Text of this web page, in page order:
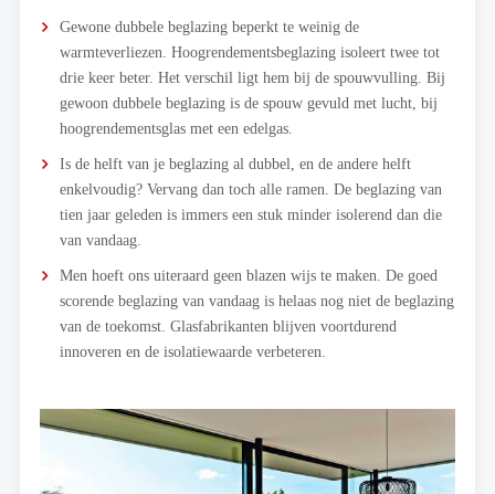
Gewone dubbele beglazing beperkt te weinig de
warmteverliezen. Hoogrendementsbeglazing isoleert twee tot
drie keer beter. Het verschil ligt hem bij de spouwvulling. Bij
gewoon dubbele beglazing is de spouw gevuld met lucht, bij
hoogrendementsglas met een edelgas.
Is de helft van je beglazing al dubbel, en de andere helft
enkelvoudig? Vervang dan toch alle ramen. De beglazing van
tien jaar geleden is immers een stuk minder isolerend dan die
van vandaag.
Men hoeft ons uiteraard geen blazen wijs te maken. De goed
scorende beglazing van vandaag is helaas nog niet de beglazing
van de toekomst. Glasfabrikanten blijven voortdurend
innoveren en de isolatiewaarde verbeteren.